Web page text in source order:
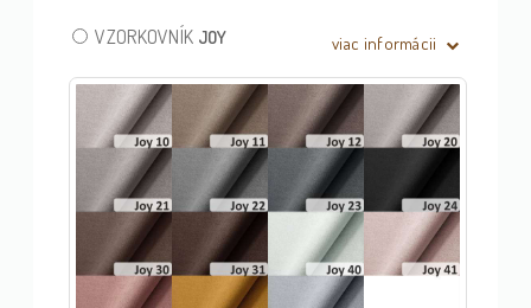
VZORKOVNÍK JOY viac informácii